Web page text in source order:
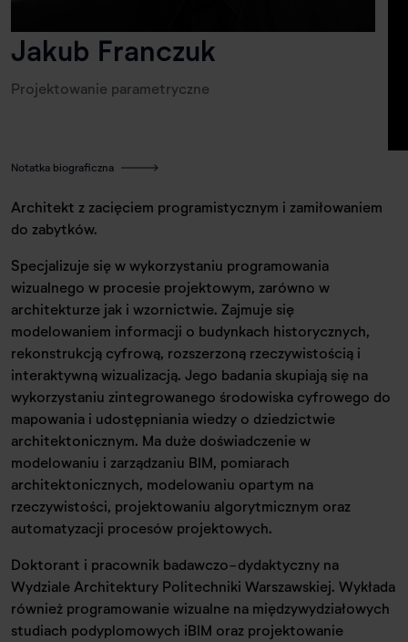
Jakub Franczuk
Projektowanie parametryczne
Notatka biograficzna
Architekt z zacięciem programistycznym i zamiłowaniem
do zabytków.
Specjalizuje się w wykorzystaniu programowania
wizualnego w procesie projektowym, zarówno w
architekturze jak i wzornictwie. Zajmuje się
modelowaniem informacji o budynkach historycznych,
rekonstrukcją cyfrową, rozszerzoną rzeczywistością i
interaktywną wizualizacją. Jego badania skupiają się na
wykorzystaniu zintegrowanego środowiska cyfrowego do
mapowania i udostępniania wiedzy o dziedzictwie
architektonicznym. Ma duże doświadczenie w
modelowaniu i zarządzaniu BIM, pomiarach
architektonicznych, modelowaniu opartym na
rzeczywistości, projektowaniu algorytmicznym oraz
automatyzacji procesów projektowych.
Doktorant i pracownik badawczo-dydaktyczny na
Wydziale Architektury Politechniki Warszawskiej. Wykłada
również programowanie wizualne na międzywydziałowych
studiach podyplomowych iBIM oraz projektowanie